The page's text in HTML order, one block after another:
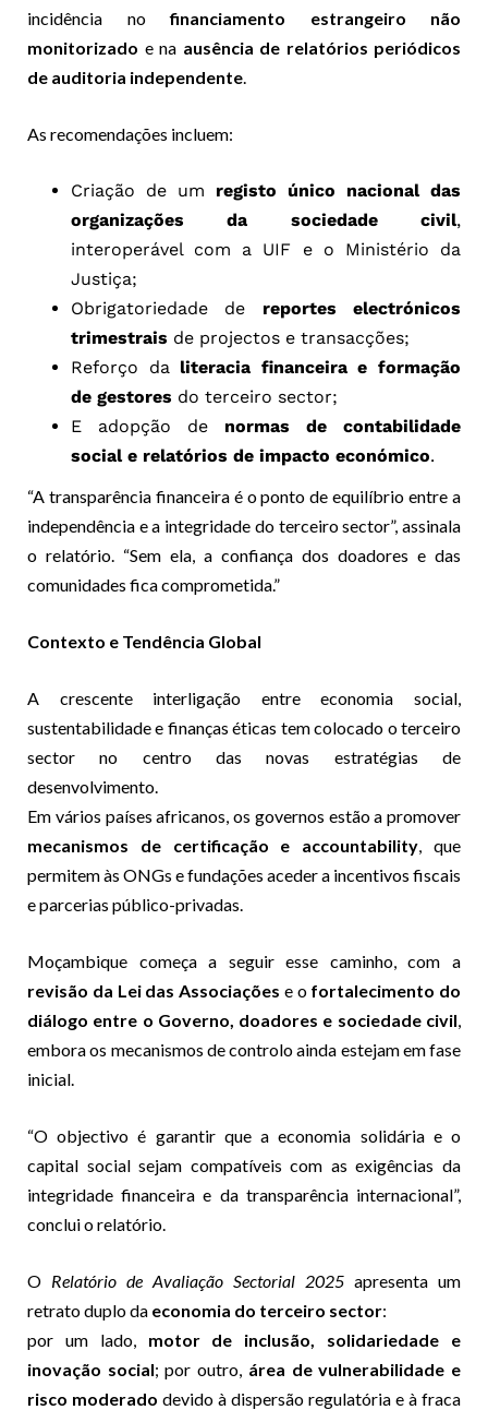
incidência nofinanciamento estrangeiro não
monitorizado e na ausência de relatórios periódicos
de auditoria independente.
As recomendações incluem:
Criação de um registo único nacional das
organizações da sociedade civil,
interoperável com a UIF e o Ministério da
Justiça;
Obrigatoriedade de reportes electrónicos
trimestrais de projectos e transacções;
Reforço da literacia financeira e formação
de gestores do terceiro sector;
E adopção de normas de contabilidade
social e relatórios de impacto económico.
“A transparência financeira é o ponto de equilíbrio entre a
independência e a integridade do terceiro sector”, assinala
o relatório. “Sem ela, a confiança dos doadores e das
comunidades fica comprometida.”
Contexto e Tendência Global
A crescente interligação entre economia social,
sustentabilidade e finanças éticas tem colocado o terceiro
sector no centro das novas estratégias de
desenvolvimento.
Em vários países africanos, os governos estão a promover
mecanismos de certificação e accountability, que
permitem às ONGs e fundações aceder a incentivos fiscais
e parcerias público-privadas.
Moçambique começa a seguir esse caminho, com a
revisão da Lei das Associações e o fortalecimento do
diálogo entre o Governo, doadores e sociedade civil,
embora os mecanismos de controlo ainda estejam em fase
inicial.
“O objectivo é garantir que a economia solidária e o
capital social sejam compatíveis com as exigências da
integridade financeira e da transparência internacional”,
conclui o relatório.
O Relatório de Avaliação Sectorial 2025 apresenta um
retrato duplo da economia do terceiro sector:
por um lado, motor de inclusão, solidariedade e
inovação social; por outro, área de vulnerabilidade e
risco moderado devido à dispersão regulatória e à fraca